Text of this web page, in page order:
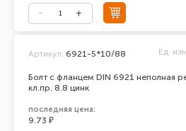
Болт с фланцем DIN 6921 неполная
кл.пр. 8.8 цинк
Артикул: 6921-5*10/88 Ед.
последняя цена:
9.73 ₽